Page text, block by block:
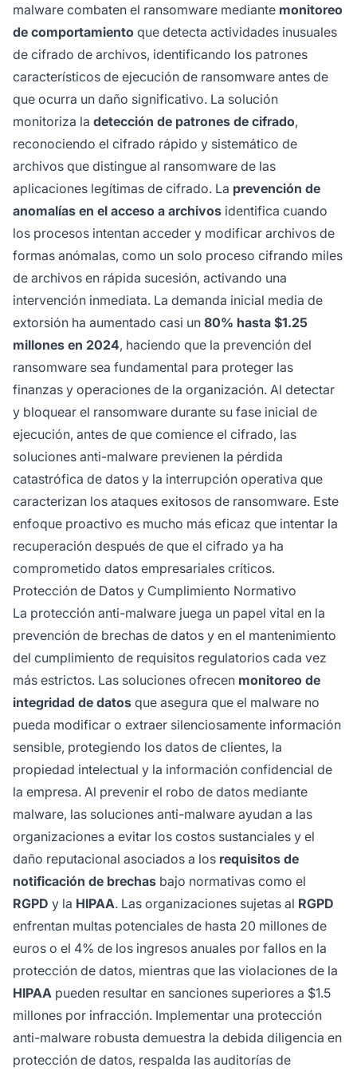
malware combaten el ransomware mediante monitoreo
de comportamiento que detecta actividades inusuales
de cifrado de archivos, identificando los patrones
característicos de ejecución de ransomware antes de
que ocurra un daño significativo. La solución
monitoriza la detección de patrones de cifrado,
reconociendo el cifrado rápido y sistemático de
archivos que distingue al ransomware de las
aplicaciones legítimas de cifrado. La prevención de
anomalías en el acceso a archivos identifica cuando
los procesos intentan acceder y modificar archivos de
formas anómalas, como un solo proceso cifrando miles
de archivos en rápida sucesión, activando una
intervención inmediata. La demanda inicial media de
extorsión ha aumentado casi un 80% hasta $1.25
millones en 2024, haciendo que la prevención del
ransomware sea fundamental para proteger las
finanzas y operaciones de la organización. Al detectar
y bloquear el ransomware durante su fase inicial de
ejecución, antes de que comience el cifrado, las
soluciones anti-malware previenen la pérdida
catastrófica de datos y la interrupción operativa que
caracterizan los ataques exitosos de ransomware. Este
enfoque proactivo es mucho más eficaz que intentar la
recuperación después de que el cifrado ya ha
comprometido datos empresariales críticos.
Protección de Datos y Cumplimiento Normativo
La protección anti-malware juega un papel vital en la
prevención de brechas de datos y en el mantenimiento
del cumplimiento de requisitos regulatorios cada vez
más estrictos. Las soluciones ofrecen monitoreo de
integridad de datos que asegura que el malware no
pueda modificar o extraer silenciosamente información
sensible, protegiendo los datos de clientes, la
propiedad intelectual y la información confidencial de
la empresa. Al prevenir el robo de datos mediante
malware, las soluciones anti-malware ayudan a las
organizaciones a evitar los costos sustanciales y el
daño reputacional asociados a los requisitos de
notificación de brechas bajo normativas como el
RGPD y la HIPAA. Las organizaciones sujetas al RGPD
enfrentan multas potenciales de hasta 20 millones de
euros o el 4% de los ingresos anuales por fallos en la
protección de datos, mientras que las violaciones de la
HIPAA pueden resultar en sanciones superiores a $1.5
millones por infracción. Implementar una protección
anti-malware robusta demuestra la debida diligencia en
protección de datos, respalda las auditorías de